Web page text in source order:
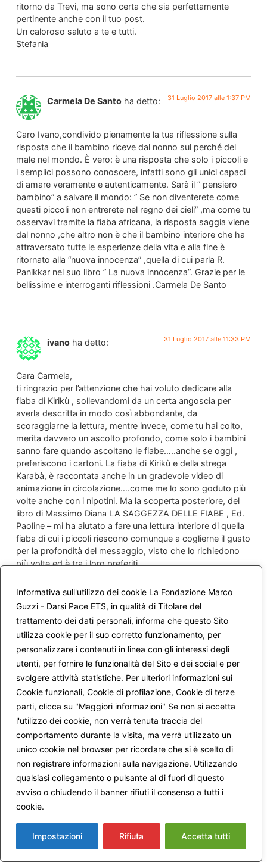
Informativa sull'utilizzo dei cookie La Fondazione Marco
Guzzi - Darsi Pace ETS, in qualità di Titolare del
trattamento dei dati personali, informa che questo Sito
utilizza cookie per il suo corretto funzionamento, per
personalizzare i contenuti in linea con gli interessi degli
utenti, per fornire le funzionalità del Sito e dei social e per
svolgere attività statistiche. Per ulteriori informazioni sui
Cookie funzionali, Cookie di profilazione, Cookie di terze
parti, clicca su "Maggiori informazioni" Se non si accetta
l'utilizzo dei cookie, non verrà tenuta traccia del
comportamento durante la visita, ma verrà utilizzato un
unico cookie nel browser per ricordare che si è scelto di
non registrare informazioni sulla navigazione. Utilizzando
qualsiasi collegamento o pulsante al di fuori di questo
avviso o chiudendo il banner rifiuti il consenso a tutti i
cookie.
Impostazioni Rifiuta Accetta tutti
ritorno da Trevi, ma sono certa che sia perfettamente
pertinente anche con il tuo post.
Un caloroso saluto a te e tutti.
Stefania
Carmela De Santo ha detto: 31 Luglio 2017 alle 1:37 PM
Caro Ivano,condivido pienamente la tua riflessione sulla
risposta che il bambino riceve dal nonno sul perché del
male nel mondo. È vero: è una risposta che solo i piccoli e
i semplici possono conoscere, infatti sono gli unici capaci
di amare veramente e autenticamente. Sarà il ” pensiero
bambino” a salvare il mondo: ” Se non diventerete come
questi piccoli non entrerete nel regno dei cieli” ,ma come tu
osservavi tramite la fiaba africana, la risposta saggia viene
dal nonno ,che altro non è che il bambino interiore che ha
attraversato tutte le esperienze della vita e alla fine è
ritornato alla “nuova innocenza” ,quella di cui parla R.
Panikkar nel suo libro ” La nuova innocenza”. Grazie per le
bellissime e interroganti riflessioni .Carmela De Santo
ivano ha detto: 31 Luglio 2017 alle 11:33 PM
Cara Carmela,
ti ringrazio per l’attenzione che hai voluto dedicare alla
fiaba di Kirikù , sollevandomi da un certa angoscia per
averla descritta in modo così abbondante, da
scoraggiarne la lettura, mentre invece, come tu hai colto,
merita davvero un ascolto profondo, come solo i bambini
sanno fare quando ascoltano le fiabe…..anche se oggi ,
preferiscono i cartoni. La fiaba di Kirikù e della strega
Karabà, è raccontata anche in un gradevole video di
animazione in circolazione….come me lo sono goduto più
volte anche con i nipotini. Ma la scoperta posteriore, del
libro di Massimo Diana LA SAGGEZZA DELLE FIABE , Ed.
Paoline – mi ha aiutato a fare una lettura interiore di quella
fiaba di cui i piccoli riescono comunque a coglierne il gusto
per la profondità del messaggio, visto che lo richiedono
più volte ed è tra i loro preferiti.
sempre più ci accorgiamo che vanno sviluppati i nostri
sensi interiori : orecchi e occhi che sentono e ascoltano
col cuore….come i bambini fiduciosi sanno cogliere …od
anche gli adulti, quando ritrovano la loro “nuova innocenza
“ come nel pensiero di PanniKar, di cui ringrazio per la
gradita risonanza.
Grazie a tutti gli interessati alla propria Africa interiore.
Ivano
Italo ha detto: 5 Agosto 2017 alle 8:32 AM
E’ essenziale che l’Italia assieme agli altri stati europei si
impegnino ad aiutare i popoli africani a creare condizioni di
lavoro e di sviluppo in loco al fine di evitare una situazione
insostenibile e una guera tra poveri
Purtroppo abbiamo al governo degli irresponsabili che non